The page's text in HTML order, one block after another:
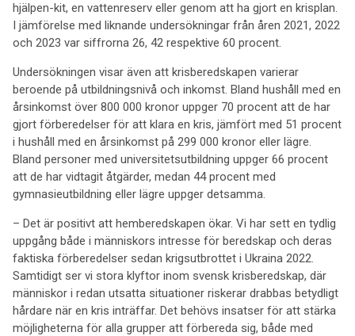
hjälpen-kit, en vattenreserv eller genom att ha gjort en krisplan.
I jämförelse med liknande undersökningar från åren 2021, 2022
och 2023 var siffrorna 26, 42 respektive 60 procent.
Undersökningen visar även att krisberedskapen varierar
beroende på utbildningsnivå och inkomst. Bland hushåll med en
årsinkomst över 800 000 kronor uppger 70 procent att de har
gjort förberedelser för att klara en kris, jämfört med 51 procent
i hushåll med en årsinkomst på 299 000 kronor eller lägre.
Bland personer med universitetsutbildning uppger 66 procent
att de har vidtagit åtgärder, medan 44 procent med
gymnasieutbildning eller lägre uppger detsamma.
– Det är positivt att hemberedskapen ökar. Vi har sett en tydlig
uppgång både i människors intresse för beredskap och deras
faktiska förberedelser sedan krigsutbrottet i Ukraina 2022.
Samtidigt ser vi stora klyftor inom svensk krisberedskap, där
människor i redan utsatta situationer riskerar drabbas betydligt
hårdare när en kris inträffar. Det behövs insatser för att stärka
möjligheterna för alla grupper att förbereda sig, både med